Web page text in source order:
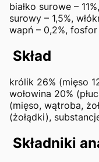
białko surowe –
surowy – 1,5%,
wapń – 0,2%, fosfor
Skład
królik 26% (mięso
wołowina 20%
(mięso, wątroba,
(żołądki),
Składniki